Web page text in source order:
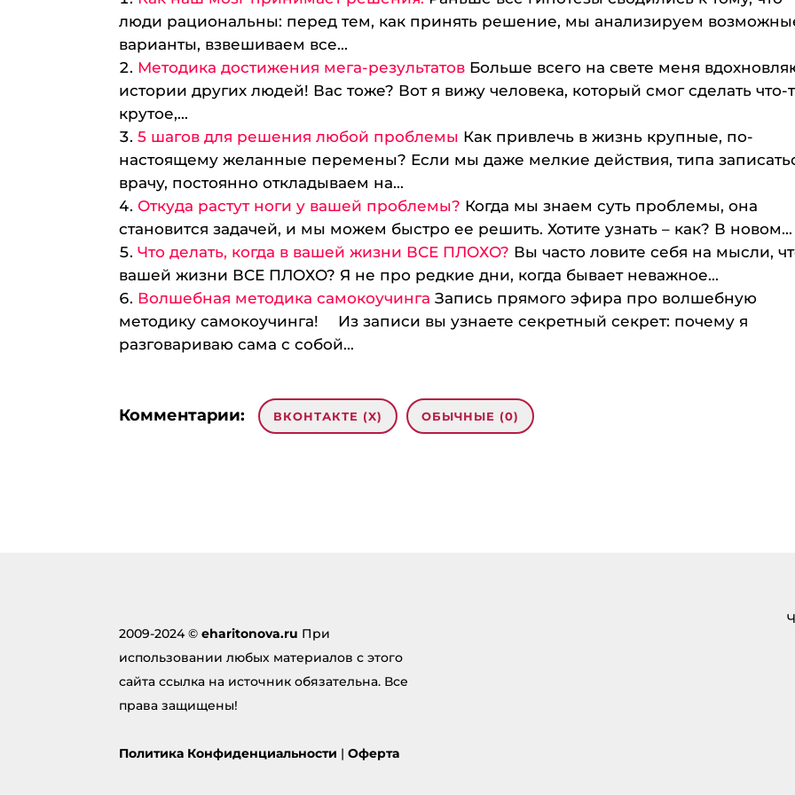
люди рациональны: перед тем, как принять решение, мы анализируем
варианты, взвешиваем все...
Методика достижения мега-результатов Больше всего на свете меня
истории других людей! Вас тоже? Вот я вижу человека, который смог сделать что-
крутое,...
5 шагов для решения любой проблемы Как привлечь в жизнь крупные, по-
настоящему желанные перемены? Если мы даже мелкие действия, типа
врачу, постоянно откладываем на...
Откуда растут ноги у вашей проблемы? Когда мы знаем суть проблемы, она
становится задачей, и мы можем быстро ее решить. Хотите узнать – как? В новом...
Что делать, когда в вашей жизни ВСЕ ПЛОХО? Вы часто ловите себя на мысли,
вашей жизни ВСЕ ПЛОХО? Я не про редкие дни, когда бывает неважное...
Волшебная методика самокоучинга Запись прямого эфира про волшебную
методику самокоучинга! ⠀ Из записи вы узнаете секретный секрет: почему я
разговариваю сама с собой...
Комментарии: ВКОНТАКТЕ (X) ОБЫЧНЫЕ (0)
2009-2024 ©eharitonova.ru При
использовании любых материалов с этого
сайта ссылка на источник обязательна. Все
права защищены!
Политика Конфиденциальности |Оферта